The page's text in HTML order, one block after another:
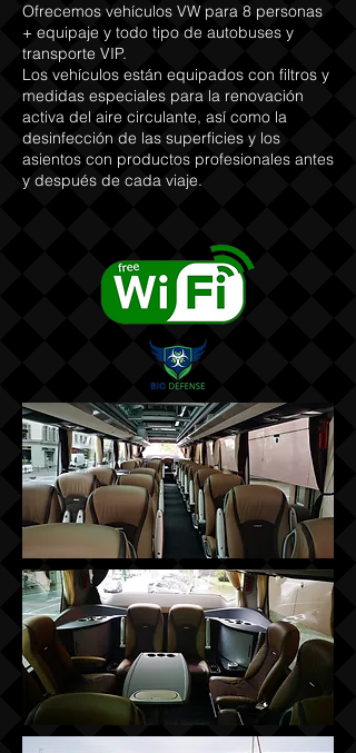
Ofrecemos vehículos VW para 8 personas
+ equipaje y todo tipo de autobuses y
transporte VIP.
Los vehículos están equipados con filtros y
medidas especiales para la renovación
activa del aire circulante, así como la
desinfección de las superficies y los
asientos con productos profesionales antes
y después de cada viaje.